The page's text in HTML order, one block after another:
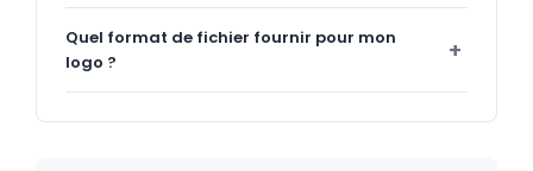
Quel format de fichier fournir pour mon
logo ?